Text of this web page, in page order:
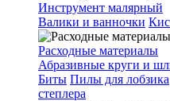
Инструмент малярный
Валики и ванночки
Расходные материалы
Абразивные круги и
Биты Пилы для лобзика
степлера